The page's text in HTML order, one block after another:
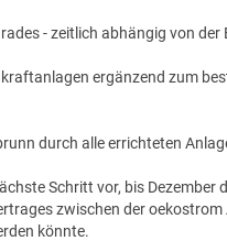
- zeitlich abhängig von
ergänzend zum
durch alle errichteten
Schritt vor, bis
zwischen der
könnte.